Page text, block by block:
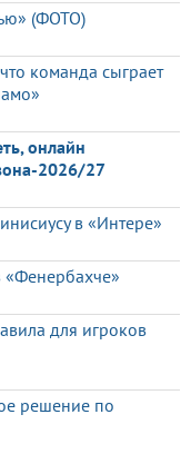
(ФОТО)
команда сыграет
онлайн
2026/27
в «Интере»
«Фенербахче»
для игроков
решение по